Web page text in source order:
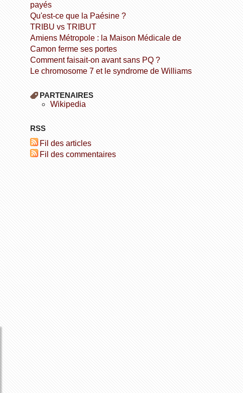
payés
Qu'est-ce que la Paésine ?
TRIBU vs TRIBUT
Amiens Métropole : la Maison Médicale de
Camon ferme ses portes
Comment faisait-on avant sans PQ ?
Le chromosome 7 et le syndrome de Williams
PARTENAIRES
wikipedia
RSS
Fil des articles
Fil des commentaires